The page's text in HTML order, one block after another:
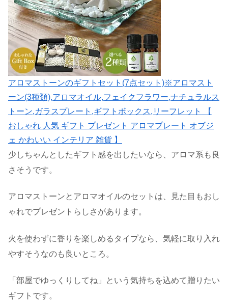
アロマストーンのギフトセット(7点セット)※アロマスト
ーン(3種類),アロマオイル,フェイクフラワー,ナチュラルス
トーン,ガラスプレート,ギフトボックス,リーフレット 【
おしゃれ 人気 ギフト プレゼント アロマプレート オブジ
ェ かわいい インテリア 雑貨 】
少しちゃんとしたギフト感を出したいなら、アロマ系も良
さそうです。
アロマストーンとアロマオイルのセットは、見た目もおし
ゃれでプレゼントらしさがあります。
火を使わずに香りを楽しめるタイプなら、気軽に取り入れ
やすそうなのも良いところ。
「部屋でゆっくりしてね」という気持ちを込めて贈りたい
ギフトです。